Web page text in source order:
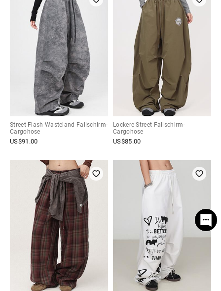
Street Flash Wasteland Fallschirm-
Cargohose
US$91.00
Lockere Street Fallschirm-
Cargohose
US$85.00